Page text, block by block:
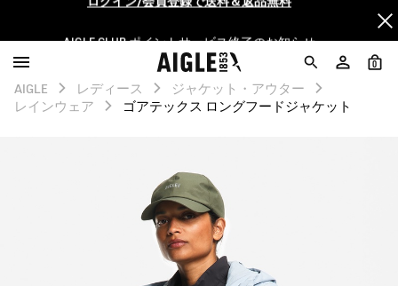
【最大50%OFF】FINAL SALEがスタート！
ログイン/会員登録で送料＆返品無料
0
AIGLE レディース
ジャケット・アウター
レインウェア
ゴアテックス ロングフードジャケット